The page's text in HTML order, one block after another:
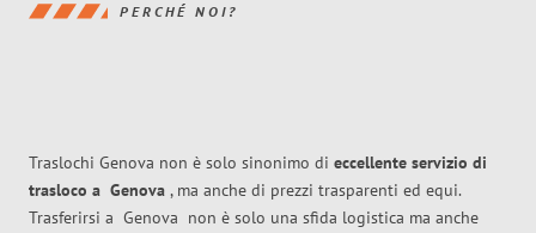
PERCHÉ NOI?
Traslochi Genova non è solo sinonimo di eccellente servizio di
trasloco a Genova , ma anche di prezzi trasparenti ed equi.
Trasferirsi a Genova non è solo una sfida logistica ma anche